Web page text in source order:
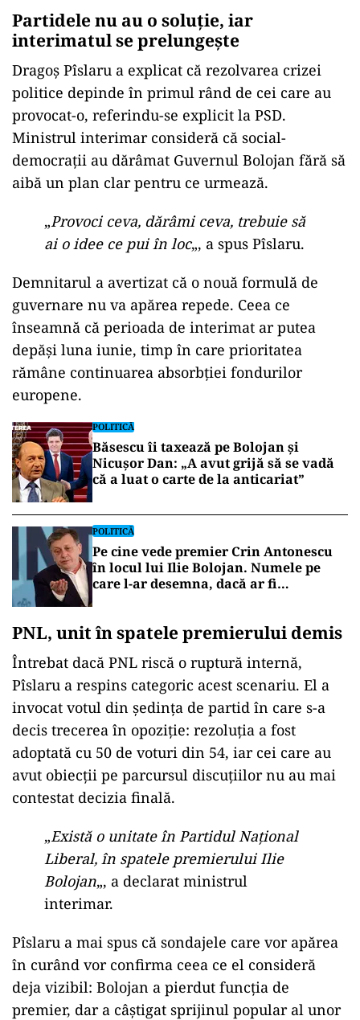
Partidele nu au o soluție, iar
interimatul se prelungește
Dragoș Pîslaru a explicat că rezolvarea crizei
politice depinde în primul rând de cei care au
provocat-o, referindu-se explicit la PSD.
Ministrul interimar consideră că social-
democrații au dărâmat Guvernul Bolojan fără să
aibă un plan clar pentru ce urmează.
„Provoci ceva, dărâmi ceva, trebuie să
ai o idee ce pui în loc„, a spus Pîslaru.
Demnitarul a avertizat că o nouă formulă de
guvernare nu va apărea repede. Ceea ce
înseamnă că perioada de interimat ar putea
depăși luna iunie, timp în care prioritatea
rămâne continuarea absorbției fondurilor
europene.
POLITICĂ
Băsescu îi taxează pe Bolojan și
Nicușor Dan: „A avut grijă să se vadă
că a luat o carte de la anticariat”
POLITICĂ
Pe cine vede premier Crin Antonescu
în locul lui Ilie Bolojan. Numele pe
care l-ar desemna, dacă ar fi
PNL, unit în spatele premierului demis
Întrebat dacă PNL riscă o ruptură internă,
Pîslaru a respins categoric acest scenariu. El a
invocat votul din ședința de partid în care s-a
decis trecerea în opoziție: rezoluția a fost
adoptată cu 50 de voturi din 54, iar cei care au
avut obiecții pe parcursul discuțiilor nu au mai
contestat decizia finală.
„Există o unitate în Partidul Național
Liberal, în spatele premierului Ilie
Bolojan„, a declarat ministrul
interimar.
Pîslaru a mai spus că sondajele care vor apărea
în curând vor confirma ceea ce el consideră
deja vizibil: Bolojan a pierdut funcția de
premier, dar a câștigat sprijinul popular al unor